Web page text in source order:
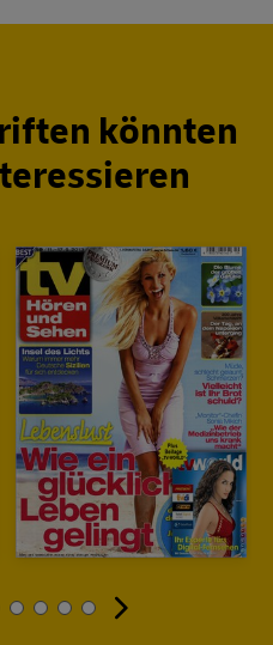
könnten